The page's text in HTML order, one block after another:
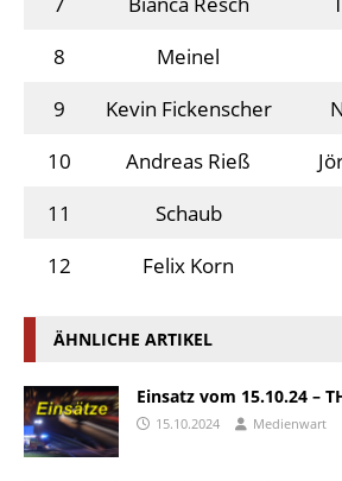
8
Meinel
9
Kevin Fickenscher
10
Andreas Rieß
11
Schaub
12
Felix Korn
ÄHNLICHE ARTIKEL
Einsatz vom 15.10.24 –
15.10.2024 Medienwart